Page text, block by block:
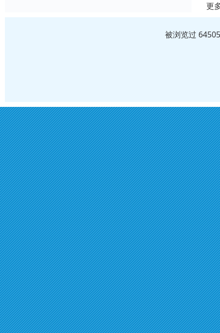
更
被浏览过